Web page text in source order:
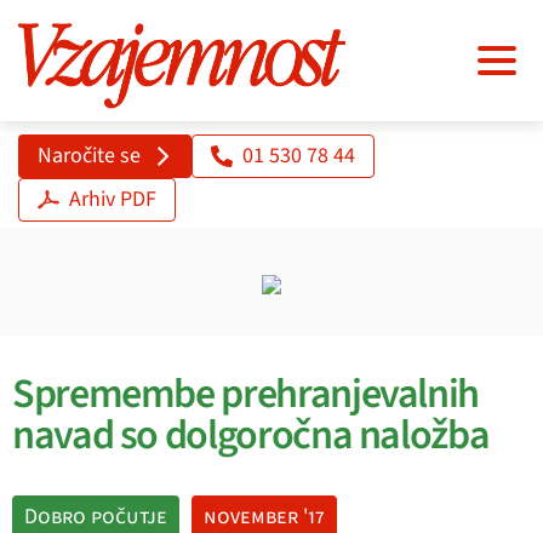
Naročite se
01 530 78 44
Arhiv PDF
Spremembe prehranjevalnih
navad so dolgoročna naložba
Dobro počutje november '17